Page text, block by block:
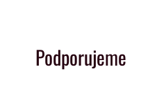
Podporujeme